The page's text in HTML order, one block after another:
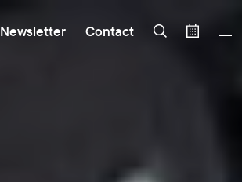
Newsletter Contact